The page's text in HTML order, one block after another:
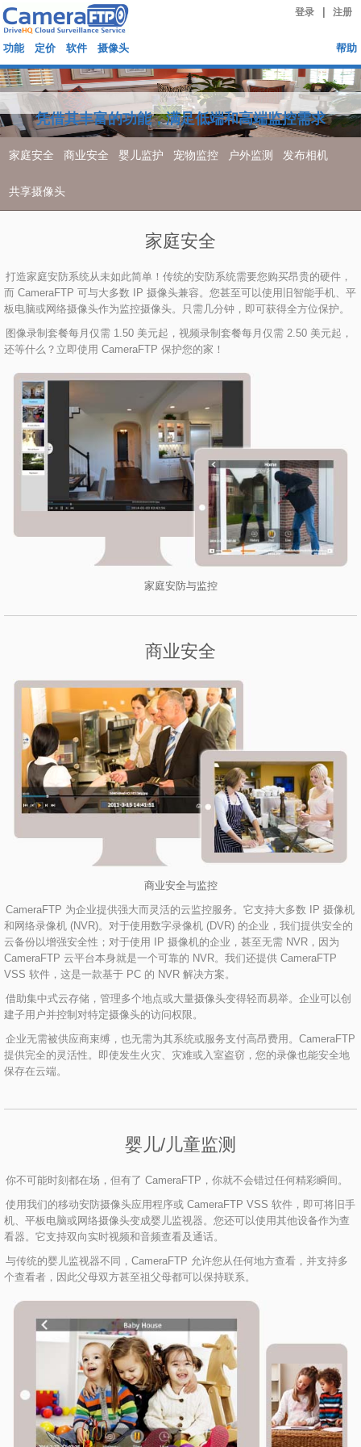
登录 注册
功能 定价 软件 摄像头 帮助
凭借其丰富的功能，满足低端和高端监控需求
家庭安全 商业安全 婴儿监护 宠物监控 户外监测 发布相机
共享摄像头
家庭安全
打造家庭安防系统从未如此简单！传统的安防系统需要您购买昂贵的硬件，
而 CameraFTP 可与大多数 IP 摄像头兼容。您甚至可以使用旧智能手机、平
板电脑或网络摄像头作为监控摄像头。只需几分钟，即可获得全方位保护。
图像录制套餐每月仅需 1.50 美元起，视频录制套餐每月仅需 2.50 美元起，
还等什么？立即使用 CameraFTP 保护您的家！
家庭安防与监控
商业安全
商业安全与监控
CameraFTP 为企业提供强大而灵活的云监控服务。它支持大多数 IP 摄像机
和网络录像机 (NVR)。对于使用数字录像机 (DVR) 的企业，我们提供安全的
云备份以增强安全性；对于使用 IP 摄像机的企业，甚至无需 NVR，因为
CameraFTP 云平台本身就是一个可靠的 NVR。我们还提供 CameraFTP
VSS 软件，这是一款基于 PC 的 NVR 解决方案。
借助集中式云存储，管理多个地点或大量摄像头变得轻而易举。企业可以创
建子用户并控制对特定摄像头的访问权限。
企业无需被供应商束缚，也无需为其系统或服务支付高昂费用。CameraFTP
提供完全的灵活性。即使发生火灾、灾难或入室盗窃，您的录像也能安全地
保存在云端。
婴儿/儿童监测
你不可能时刻都在场，但有了 CameraFTP，你就不会错过任何精彩瞬间。
使用我们的移动安防摄像头应用程序或 CameraFTP VSS 软件，即可将旧手
机、平板电脑或网络摄像头变成婴儿监视器。您还可以使用其他设备作为查
看器。它支持双向实时视频和音频查看及通话。
与传统的婴儿监视器不同，CameraFTP 允许您从任何地方查看，并支持多
个查看者，因此父母双方甚至祖父母都可以保持联系。